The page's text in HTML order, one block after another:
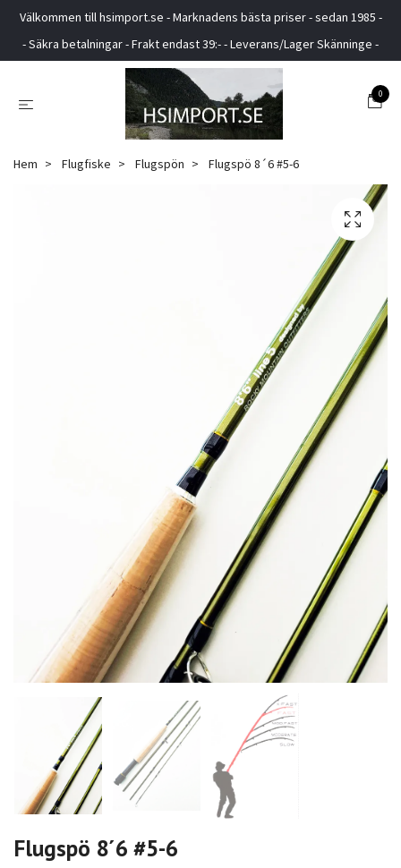
Välkommen till hsimport.se - Marknadens bästa priser - sedan 1985 -
- Säkra betalningar - Frakt endast 39:- - Leverans/Lager Skänninge -
0
Hem Flugfiske Flugspön Flugspö 8´6 #5-6
Flugspö 8´6 #5-6